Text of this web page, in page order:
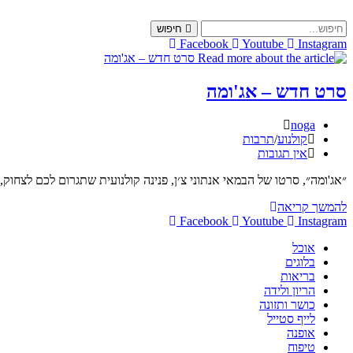
to
content
חיפוש
Facebook Youtube Instagram
סרט חדש – אג'ומה
מחבר:
noga
קטגוריה:
קולנוע/תרבות
תגובות:
אין תגובות
״אג'ומה״, סרטו של הבמאי אנתוני צ׳ן, פנינה קולנועית שתגרום לכם
להמשך קריאהסרט
חדש
Facebook Youtube
Instagram
אוכל
בלוגים
בריאות
הריון ולידה
כושר ותזונה
לייף סטייל
אופנה
טיפוח